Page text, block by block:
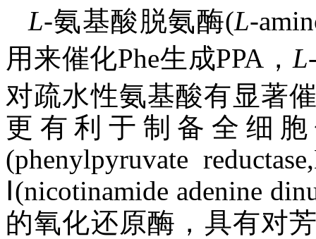
L-氨基酸脱氨酶(L-
用来催化Phe生成PPA， L
对疏水性氨基酸有显著
更有利于制备全细
(phenylpyruvate
Ⅰ(nicotinamide adenine
的氧化还原酶，具有对